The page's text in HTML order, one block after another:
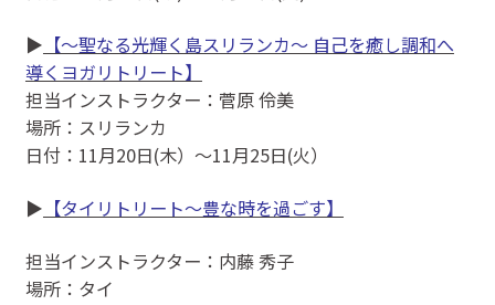
▶ 【〜聖なる光輝く島スリランカ〜 自己を癒し調和へ
導くヨガリトリート】
担当インストラクター：菅原 伶美
場所：スリランカ
日付：11月20日(木）～11月25日(火）
▶ 【タイリトリート～豊な時を過ごす】
担当インストラクター：内藤 秀子
場所：タイ